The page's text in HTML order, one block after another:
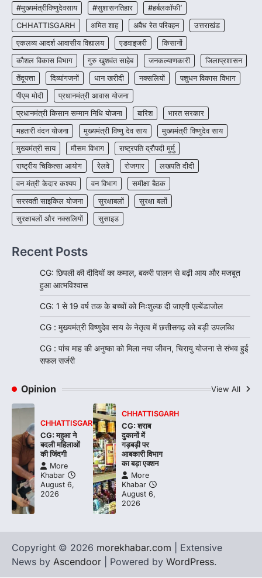
4
CHHATTISGARH
CG : पांच माह की अनुष्का को मिला नया
जीवन, चिरायु योजना से संभव हुई सफल सर्जरी
More Khabar August 7, 2026
रायपुर। राष्ट्रीय बाल स्वास्थ्य कार्यक्रम (चिरायु) के तहत
जशपुर जिले की 5 माह की मासूम…
#मुख्यमंत्रीविष्णुदेवसाय #सुशासनतिहार
#हर्बलकॉफी’
CHHATTISGARH
अमित शाह अवैध रेत परिवहन
उत्तराखंड
एकलव्य आदर्श आवासीय विद्यालय
एडवाइजरी
किसानों
कौशल विकास विभाग
गुरु खुशवंत साहेब जनकल्याणकारी
जिलाप्रशासन
तेंदूपत्ता
दिव्यांगजनों धान खरीदी नक्सलियों
पशुधन विकास विभाग
पीएम मोदी
प्रधानमंत्री आवास योजना
प्रधानमंत्री किसान सम्मान निधि योजना
बारिश
भारत सरकार
महतारी वंदन योजना
मुख्यमंत्री विष्णु देव साय
मुख्यमंत्री विष्णुदेव साय
मुख्यमंत्री साय
मौसम विभाग
राष्ट्रपति द्रौपदी मुर्मु
राष्ट्रीय चिकित्सा आयोग
रेलवे रोजगार
लखपति दीदी
वन मंत्री केदार कश्यप
वन विभाग
समीक्षा बैठक
सरस्वती साइकिल योजना
सुरक्षाबलों
सुरक्षा बलों
सुरक्षाबलों और नक्सलियों
सुसाइड
Recent Posts
CG: छिपली की दीदियों का कमाल, बकरी पालन से बढ़ी आय और मजबूत
हुआ आत्मविश्वास
CG: 1 से 19 वर्ष तक के बच्चों को निःशुल्क दी जाएगी एल्बेंडाजोल
CG : मुख्यमंत्री विष्णुदेव साय के नेतृत्व में छत्तीसगढ़ को बड़ी उपलब्धि
CG : पांच माह की अनुष्का को मिला नया जीवन, चिरायु योजना से संभव हुई
सफल सर्जरी
Opinion View All
CHHATTISGARH
CG: महुआ ने
बदली महिलाओं
की जिंदगी
More
Khabar
August 6,
2026
CHHATTISGARH
CG: शराब
दुकानों में
गड़बड़ी पर
आबकारी विभाग
का बड़ा एक्शन
More
Khabar
August 6,
2026
Copyright © 2026 morekhabar.com | Extensive
News by Ascendoor | Powered by WordPress.